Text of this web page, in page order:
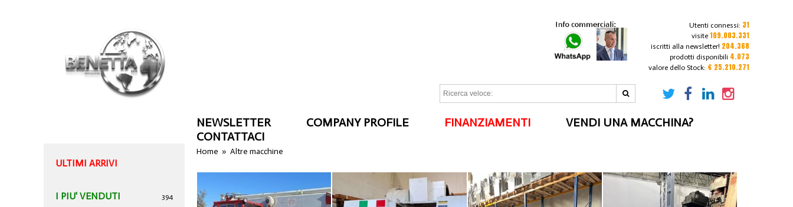
Utenti connessi: 31
visite 109.003.331
iscritti alla newsletter! 204.368
prodotti disponibili 4.073
valore dello Stock: € 25.210.271
NEWSLETTER COMPANY PROFILE FINANZIAMENTI
VENDI UNA MACCHINA?
CONTATTACI
ULTIMI ARRIVI
I PIU' VENDUTI 394
Home »Altre macchine